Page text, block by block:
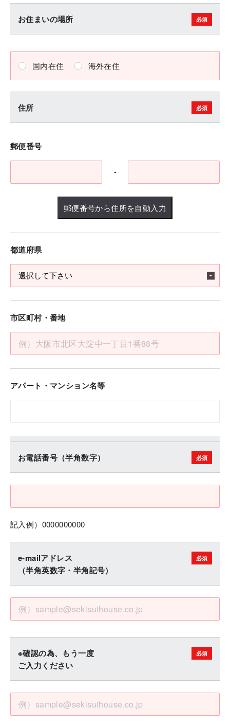
い距離感を生みだす5つのポイントを、5つ
サンプルページを見る
スタイルを叶えるための暮らしのヒントを
サンプルページを見る
TECHNOLOGY BOOK
た、住まいを支える技術の数々をご紹介。
平屋をお考えの方はこちら。家族と心地い
い距離感を生みだす5つのポイントを、5つ
サンプルページを見る
LIFESTYLING BOOK
ム」によって導き出された、理想のライフ
サンプルページを見る
TECHNOLOGY BOOK
方はこちら。研究と実験によって開発され
サンプルページを見る
平屋をお考えの方はこちら。家族と心地い
い距離感を生みだす5つのポイントを、5つ
積水ハウスの技術について詳しく知りたい
サンプルページを見る
お住まいの場所
国内在住 海外在住
住所
郵便番号
-
郵便番号から住所を自動入力
都道府県
市区町村・番地
アパート・マンション名等
お電話番号（半角数字）
記入例）0000000000
e-mailアドレス
（半角英数字・半角記号）
※確認の為、もう一度
ご入力ください